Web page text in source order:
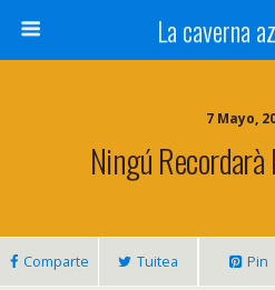
La caverna
7 Mayo,
Ningú Recordarà
Comparte Tuitea Pin